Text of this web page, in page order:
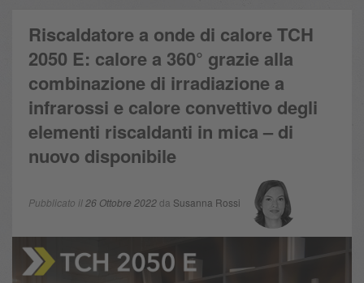
Riscaldatore a onde di calore TCH
2050 E: calore a 360° grazie alla
combinazione di irradiazione a
infrarossi e calore convettivo degli
elementi riscaldanti in mica – di
nuovo disponibile
Pubblicato il26 Ottobre 2022da Susanna Rossi